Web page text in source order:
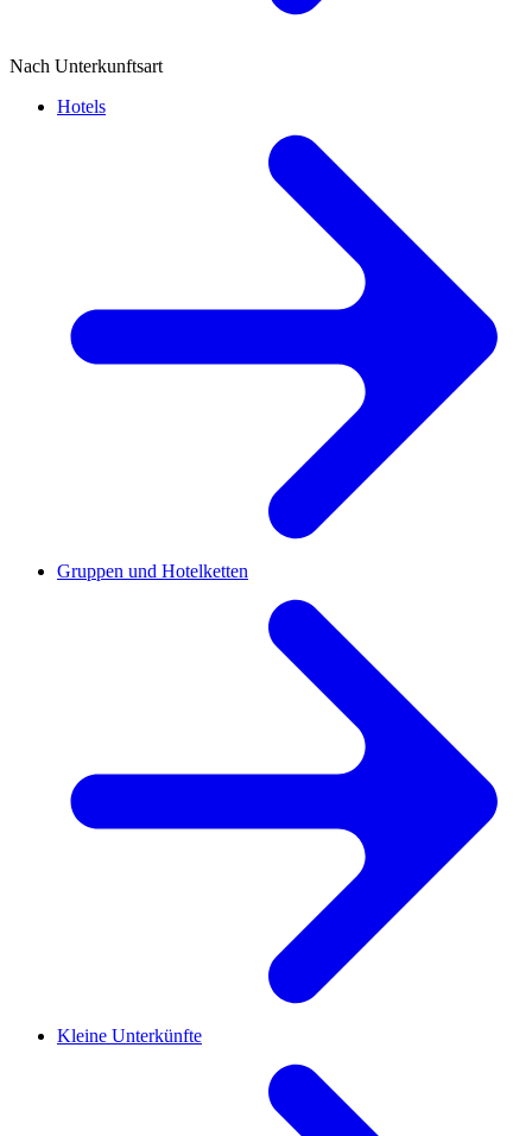
Nach Unterkunftsart
Hotels
Gruppen und Hotelketten
Kleine Unterkünfte